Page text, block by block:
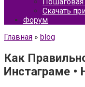
Скачать
Форум
Главная » blog
Как
Инстаграме •